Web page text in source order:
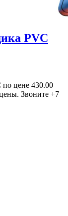
PVC
цене 430.00
Звоните +7